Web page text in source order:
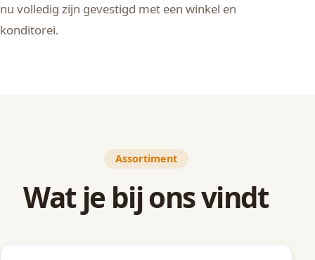
nu volledig zijn gevestigd met een winkel en
konditorei.
Assortiment
Wat je bij ons vindt